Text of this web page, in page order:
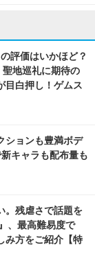
評価はいかほど？
地巡礼に期待の
目白押し！ゲムス
ションも豊満ボデ
キャラも配布量も
。残虐さで話題を
、最高難易度で
み方をご紹介【特